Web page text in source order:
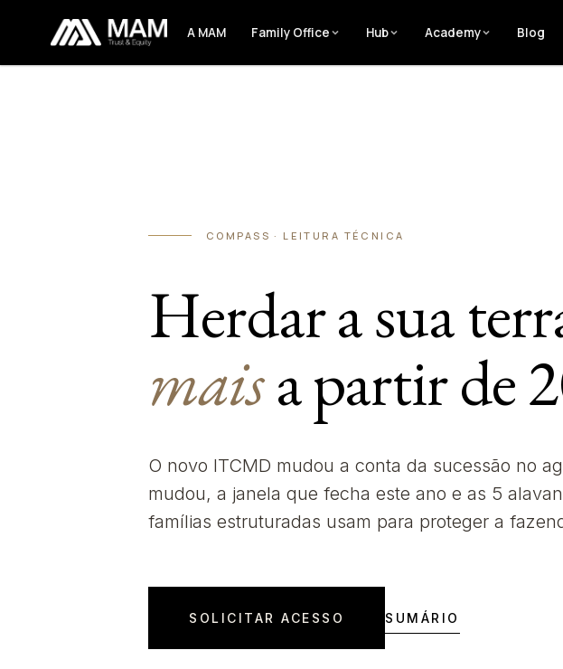
A MAM Family Office Hub Academy Blog
COMPASS · LEITURA TÉCNICA
Herdar a sua
maisa partir de
O novo ITCMD mudou a conta da sucessão no
mudou, a janela que fecha este ano e as 5
famílias estruturadas usam para proteger a
SOLICITAR ACESSO SUMÁRIO